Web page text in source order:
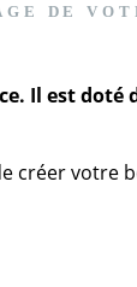
DE
Il est
créer votre